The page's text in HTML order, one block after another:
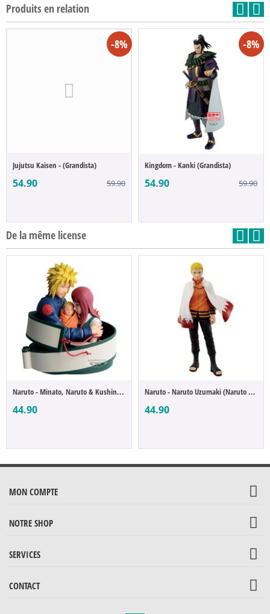
Produits en relation
-8%
Jujutsu Kaisen - (Grandista)
54.90 59.90
-8%
Kingdom - Kanki (Grandista)
54.90 59.90
De la même license
Naruto - Minato, Naruto & Kushina (Naruto...
44.90
Naruto - Naruto Uzumaki (Naruto 72 series)
44.90
MON COMPTE
NOTRE SHOP
SERVICES
CONTACT